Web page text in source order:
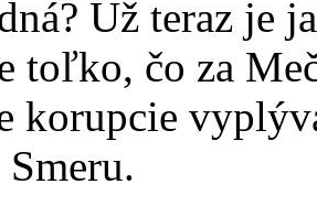
Už teraz je
toľko, čo za
korupcie